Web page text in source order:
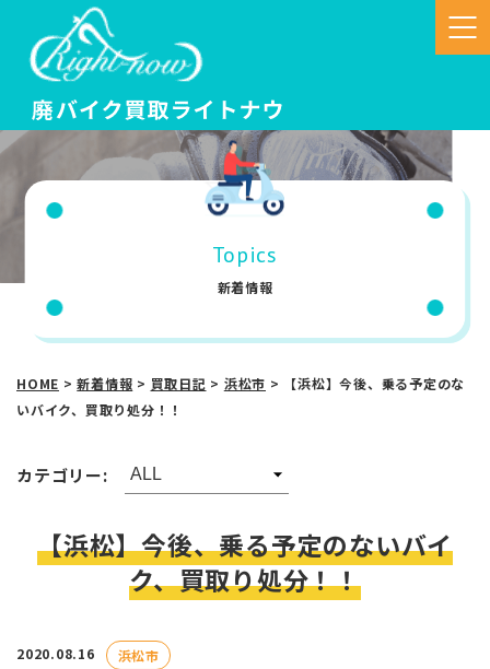
Topics
新着情報
HOME >新着情報 > 買取日記 > 浜松市 >
【浜松】今後、乗る予定のな
いバイク、買取り処分！！
カテゴリー:
【浜松】今後、乗る予定のないバイ
ク、買取り処分！！
2020.08.16 浜松市